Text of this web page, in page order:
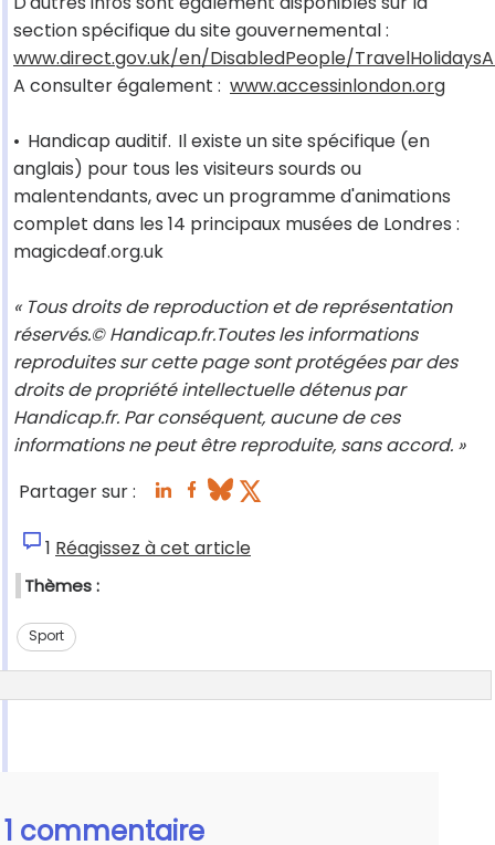
section spécifique du site gouvernemental :
www.direct.gov.uk/en/DisabledPeople/
A consulter également : www.accessinlondon.org
• Handicap auditif. Il existe un site spécifique (en
anglais) pour tous les visiteurs sourds ou
malentendants, avec un programme d'animations
complet dans les 14 principaux musées de Londres :
magicdeaf.org.uk
« Tous droits de reproduction et de représentation
réservés.© Handicap.fr.Toutes les informations
reproduites sur cette page sont protégées par des
droits de propriété intellectuelle détenus par
Handicap.fr. Par conséquent, aucune de ces
informations ne peut être reproduite, sans accord. »
Partager sur :
1 Réagissez à cet article
Thèmes :
Sport
1 commentaire